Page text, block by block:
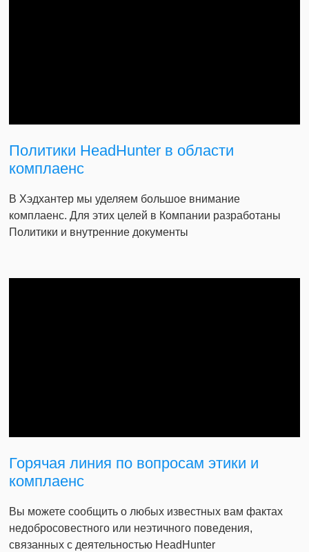
Политики HeadHunter в области
комплаенс
В Хэдхантер мы уделяем большое внимание
комплаенс. Для этих целей в Компании разработаны
Политики и внутренние документы
Горячая линия по вопросам этики и
комплаенс
Вы можете сообщить о любых известных вам фактах
недобросовестного или неэтичного поведения,
связанных с деятельностью HeadHunter